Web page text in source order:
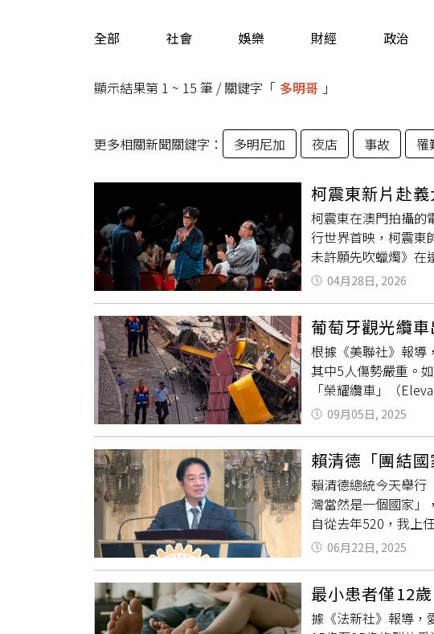
全部 社會 娛樂 財經 政治
顯示結果第 1 ~ 15 筆 / 關鍵字「 多明哥 」
更多相關新聞關鍵字： 多明尼加 夜店 事故 罹
柯震東新片赴
柯震東在澳門拍攝的
行世界首映，柯震東
未許願先吹蠟燭》在
去學，希望大家能享
來發現沒有這個可
監製唐在揚透露：
影，回到台灣遇到了
遠東影展世界首映。
服務生送餐上桌時，
唱義大利原文，就
文，立刻請他喝酒，
啊」，還講得出世
明哥及卡列拉斯，可
流，巧的是《國寶》
攝新銳導演周鉅宏、
「虛胖」。於是柯震
單，不過確實也花了
了維持該有的體態，
廢柴志華進賭場代賭
04月28日, 2026
葡萄牙觀光纜
根據《美聯社》報導
其中5人傷勢嚴重。
「榮耀纜車」（
查警察局長路易斯內
人、1名美國人、1
罹難者共8人，包括
24歲至65歲之間的
義大利、瑞士、加拿
聯社）根據資料，里
優美的纜車路線。
發表談話時哀悼這起
全國哀悼日，向罹
莫伊達斯（Carlos
數百名民眾身穿黑衣
在講道中提到：「人
09月05日, 2025
賴清德「團結
賴清德總統今天舉行
灣當然是一個國家」
自從去年520，我上
力量，有能力，也有
戰，包括強化國防
可以接受國際扶輪
人事業有成，追求自
增廣相識、提高道德
06月22日, 2025
最小患者僅12
據《法新社》報導，